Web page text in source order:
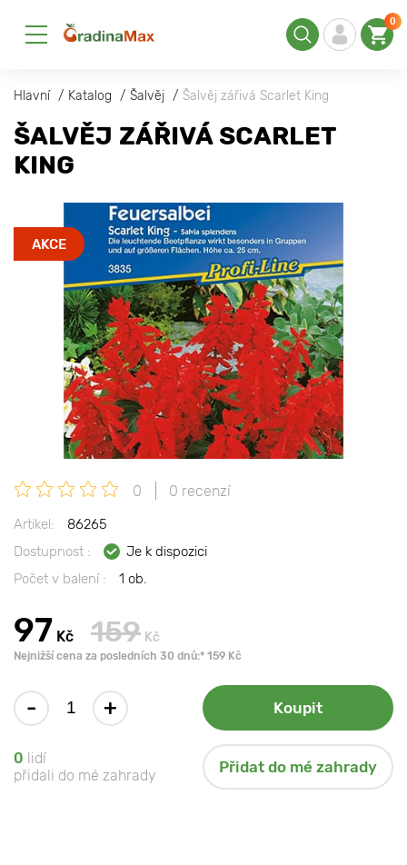
0
Hlavní Katalog Šalvěj Šalvěj zářivá Scarlet King
ŠALVĚJ ZÁŘIVÁ SCARLET
KING
AKCE
0 0 recenzí
Artikel:
86265
Dostupnost :
Je k dispozici
Počet v balení :
1 ob.
97 Kč 159 Kč
Nejnižší cena za posledních 30 dnů:* 159 Kč
- + Koupit
0 lidí
přidali do mé zahrady
Přidat do mé zahrady